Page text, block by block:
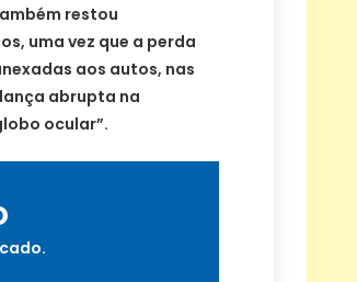
restou
uma vez que a perda
aos autos, nas
abrupta na
ocular”.